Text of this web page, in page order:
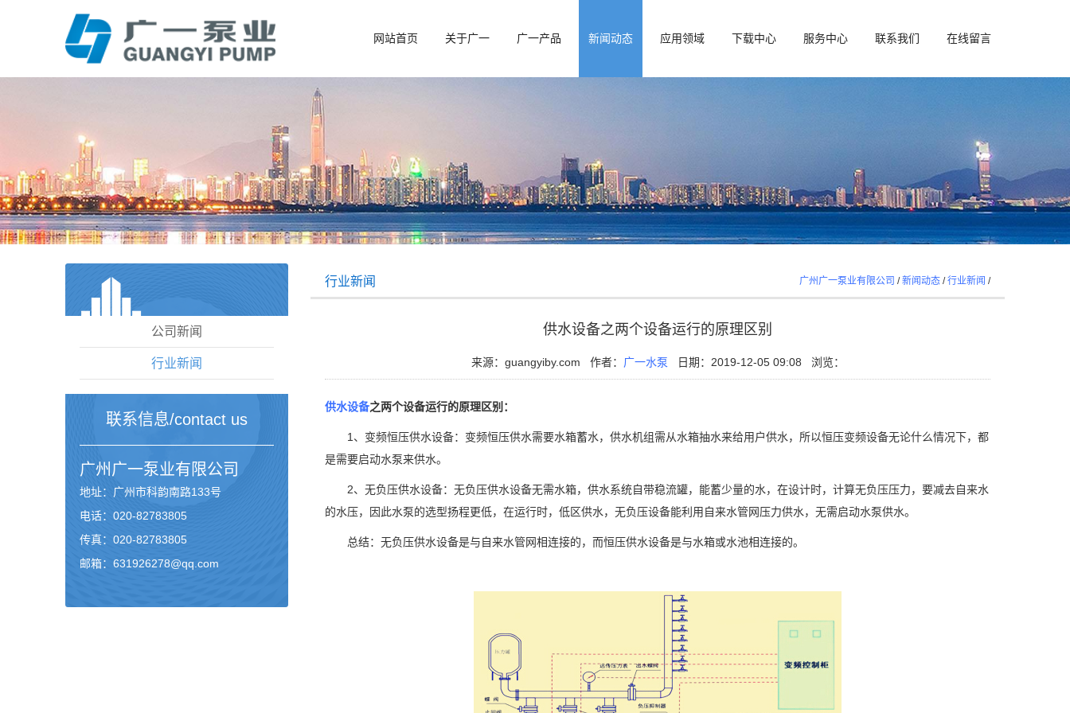
网站首页 关于广一 广一产品 新闻动态 应用领域 下载中心 服务中心 联系我们 在线留言
公司新闻
行业新闻
联系信息/contact us
广州 广一泵业有限公司
地址：广州市科韵南路133号
电话：020-82783805
传真：020-82783805
邮箱：631926278@qq.com
行业新闻 广州广一泵业有限公司 /新闻动态 /行业新闻 /
供水设备之两个设备运行的原理区别
来源：guangyiby.com 作者： 广一水泵 日期：2019-12-05 09:08 浏览：
供水设备之两个设备运行的原理区别：
1、变频恒压供水设备：变频恒压供水需要水箱蓄水，供水机组需从水箱抽水来给用户供水，所以恒压变频设备无论什么情况下，都
是需要启动水泵来供水。
2、无负压供水设备：无负压供水设备无需水箱，供水系统自带稳流罐，能蓄少量的水，在设计时，计算无负压压力，要减去自来水
的水压，因此水泵的选型扬程更低，在运行时，低区供水，无负压设备能利用自来水管网压力供水，无需启动水泵供水。
总结：无负压供水设备是与自来水管网相连接的，而恒压供水设备是与水箱或水池相连接的。